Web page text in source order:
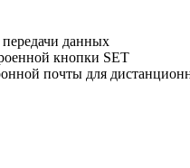
данных
кнопки SET
почты для